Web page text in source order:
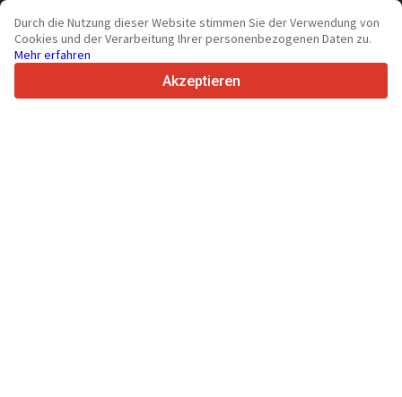
36Unterstützte Sprachen
4.7/5
Durch die Nutzung dieser Website stimmen Sie der Verwendung von
Cookies und der Verarbeitung Ihrer personenbezogenen Daten zu.
Mehr erfahren
Akzeptieren